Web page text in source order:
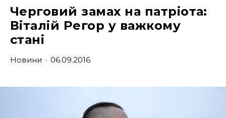
Черговий замах на патріота:
Віталій Регор у важкому
стані
Новини · 06.09.2016